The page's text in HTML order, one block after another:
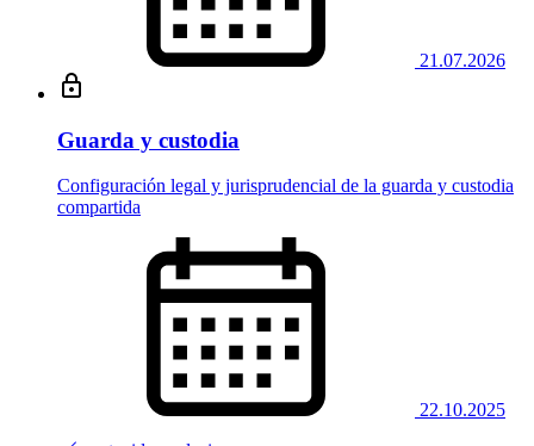
21.07.2026
Guarda y custodia
Configuración legal y jurisprudencial de la guarda y custodia
compartida
22.10.2025